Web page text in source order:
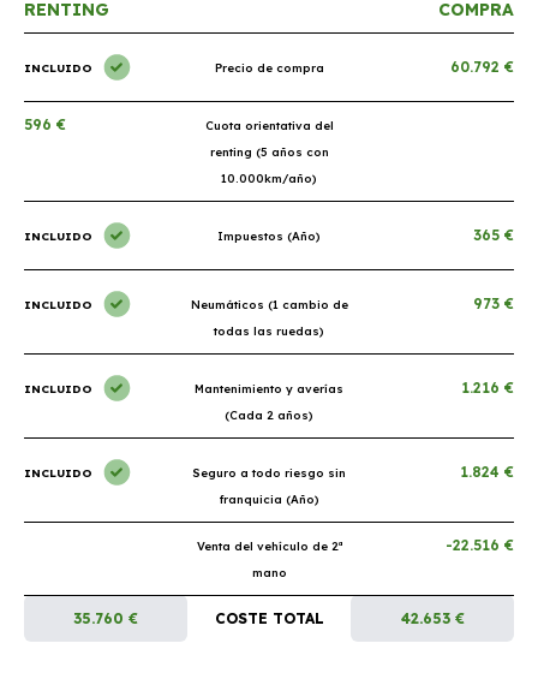
RENTING COMPRA
INCLUIDO Precio de compra 60.792 €
596 €
Cuota orientativa del
renting (5 años con
10.000km/año)
INCLUIDO Impuestos (Año) 365 €
INCLUIDO
Neumáticos (1 cambio de
todas las ruedas)
973 €
INCLUIDO
Mantenimiento y averías
(Cada 2 años)
1.216 €
INCLUIDO
Seguro a todo riesgo sin
franquicia (Año)
1.824 €
Venta del vehículo de 2ª
mano
-22.516 €
35.760 € COSTE TOTAL 42.653 €